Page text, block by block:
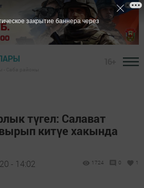
түгел: Салават
китүе хакында
- 14:02 1724 0 1
закрытие баннера через